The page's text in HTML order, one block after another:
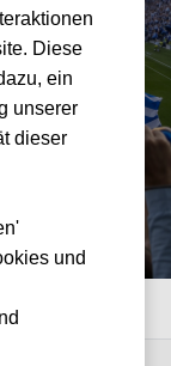
Diese
ein
unserer
dieser
und